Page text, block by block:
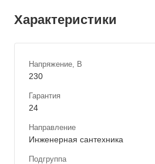
Характеристики
Напряжение, В
230
Гарантия
24
Направление
Инженерная сантехника
Подгруппа